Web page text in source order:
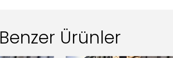
Benzer Ürünler